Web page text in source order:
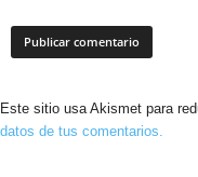
Este sitio usa Akismet para
datos de tus comentarios.